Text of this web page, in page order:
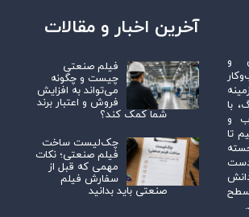
و
با
و
تا
دست
سطح
فیلم صنعتی
چیست و چگونه
می‌تواند به افزایش
فروش و اعتبار برند
شما کمک کند؟
چک‌لیست ساخت
فیلم صنعتی؛ نکات
مهمی که قبل از
سفارش فیلم
صنعتی باید بدانید
آخرین اخبار و مقالات